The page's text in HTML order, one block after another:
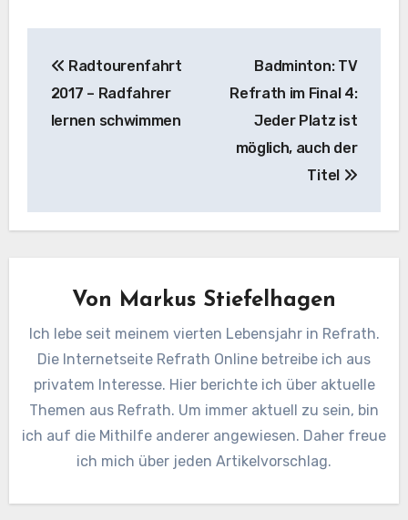
Radtourenfahrt
2017 – Radfahrer
lernen schwimmen
Badminton: TV
Refrath im Final 4:
Jeder Platz ist
möglich, auch der
Titel
Von Markus Stiefelhagen
Ich lebe seit meinem vierten Lebensjahr in Refrath.
Die Internetseite Refrath Online betreibe ich aus
privatem Interesse. Hier berichte ich über aktuelle
Themen aus Refrath. Um immer aktuell zu sein, bin
ich auf die Mithilfe anderer angewiesen. Daher freue
ich mich über jeden Artikelvorschlag.